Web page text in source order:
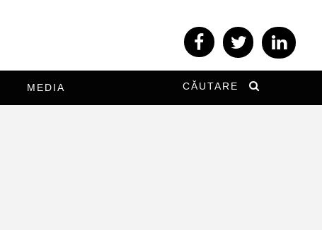
CĂUTARE
MEDIA